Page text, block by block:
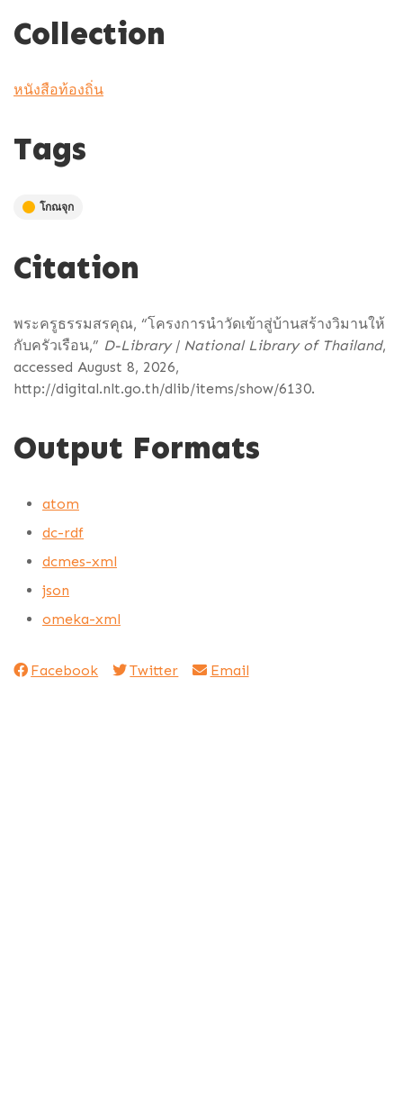
Collection
หนังสือท้องถิ่น
Tags
โกณจุก
Citation
พระครูธรรมสรคุณ, “โครงการนำวัดเข้าสู่บ้านสร้างวิมานให้
กับครัวเรือน,” D-Library | National Library of Thailand,
accessed August 8, 2026,
http://digital.nlt.go.th/dlib/items/show/6130.
Output Formats
atom
dc-rdf
dcmes-xml
json
omeka-xml
Facebook Twitter Email